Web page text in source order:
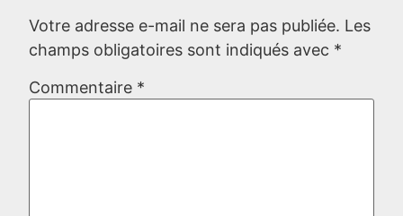
Votre adresse e-mail ne sera pas publiée. Les
champs obligatoires sont indiqués avec *
Commentaire *